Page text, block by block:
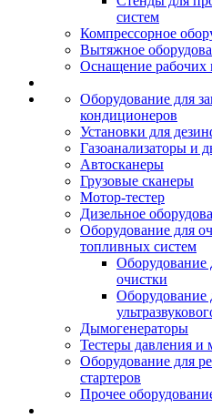
систем
Компрессорное
Вытяжное
Оснащение рабочих
Оборудование для
кондиционеров
Установки для
Газоанализаторы и
Автосканеры
Грузовые сканеры
Мотор-тестер
Дизельное
Оборудование для
топливных систем
Оборудование
очистки
Оборудование
Дымогенераторы
Тестеры давления и
Оборудование для
стартеров
Прочее